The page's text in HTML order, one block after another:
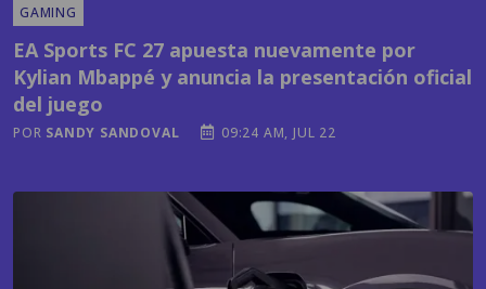
Kylian Mbappé y anuncia la presentación oficial
del juego
PORSANDY SANDOVAL 09:24 AM, JUL 22